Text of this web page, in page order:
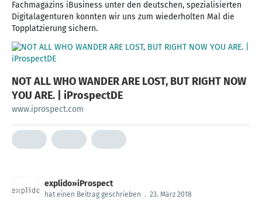
Fachmagazins iBusiness unter den deutschen, spezialisierten
Digitalagenturen konnten wir uns zum wiederholten Mal die
NOT ALL WHO WANDER ARE LOST, BUT RIGHT NOW
YOU ARE. | iProspectDE
www.iprospect.com
explido»iProspect
hat einen Beitrag geschrieben . 23. März 2018